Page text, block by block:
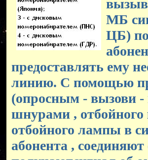
МБ
ЦБ)
предоставлять ему
линию. С помощью
(опросным - вызови -
шнурами ,
отбойного лампы в
абонента ,